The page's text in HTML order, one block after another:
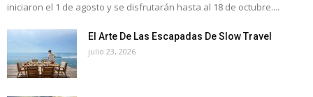
iniciaron el 1 de agosto y se disfrutarán hasta al 18 de octubre....
El Arte De Las Escapadas De Slow Travel
julio 23, 2026